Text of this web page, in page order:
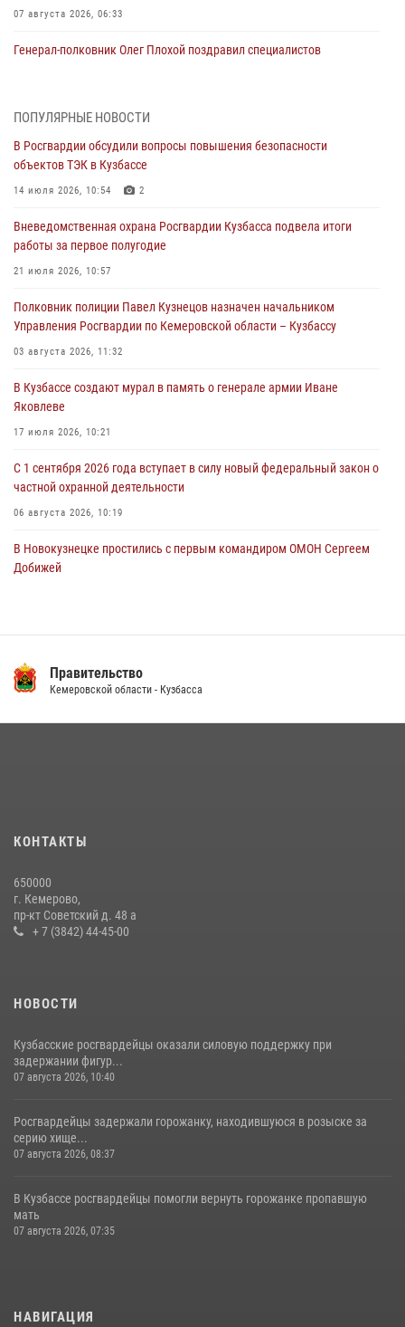
07 августа 2026, 06:33
Генерал-полковник Олег Плохой поздравил специалистов
07 августа 2026, 05:32
С 1 сентября 2026 года вступает в силу новый федеральный закон о
частной охранной деятельности
06 августа 2026, 10:19
Росгвардейцы задержали предполагаемого виновника причинения
ножевого ранения кемеровчанину
06 августа 2026, 09:18
Росгвардейцы задержали мужчину, повредившего имущество
горожанки
06 августа 2026, 08:17
Росгвардейцы пресекли противоправные действия и защитили
новокузнечанку от агрессивного знакомого
06 августа 2026, 07:16
ПОПУЛЯРНЫЕ НОВОСТИ
В Росгвардии обсудили вопросы повышения безопасности
объектов ТЭК в Кузбассе
14 июля 2026, 10:54 2
Вневедомственная охрана Росгвардии Кузбасса подвела итоги
работы за первое полугодие
21 июля 2026, 10:57
Полковник полиции Павел Кузнецов назначен начальником
Управления Росгвардии по Кемеровской области – Кузбассу
03 августа 2026, 11:32
В Кузбассе создают мурал в память о генерале армии Иване
Яковлеве
17 июля 2026, 10:21
С 1 сентября 2026 года вступает в силу новый федеральный закон о
частной охранной деятельности
06 августа 2026, 10:19
В Новокузнецке простились с первым командиром ОМОН Сергеем
Добижей
14 июля 2026, 08:52 1
20 июля 2026, 10:54
с покупками
20 июля 2026, 08:52
Правительство
Кемеровской области - Кузбасса
КОНТАКТЫ
650000
г. Кемерово,
пр-кт Советский д. 48 а
+ 7 (3842) 44-45-00
НОВОСТИ
Кузбасские росгвардейцы оказали силовую поддержку при
задержании фигур...
07 августа 2026, 10:40
Росгвардейцы задержали горожанку, находившуюся в розыске за
серию хище...
07 августа 2026, 08:37
В Кузбассе росгвардейцы помогли вернуть горожанке пропавшую
мать
07 августа 2026, 07:35
НАВИГАЦИЯ